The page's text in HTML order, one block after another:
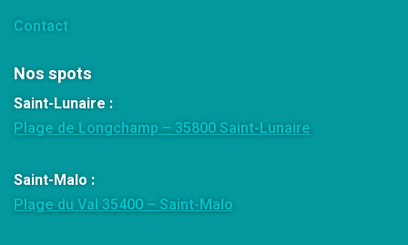
Contact
Nos spots
Saint-Lunaire :
Plage de Longchamp – 35800 Saint-Lunaire
Saint-Malo :
Plage du Val 35400 – Saint-Malo